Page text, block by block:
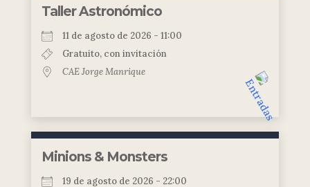
Taller Astronómico
11 de agosto de 2026 - 11:00
Gratuito, con invitación
CAE Jorge Manrique
Minions & Monsters
19 de agosto de 2026 - 22:00